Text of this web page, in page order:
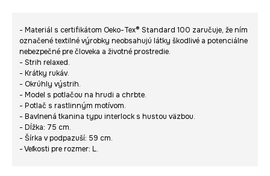
- Materiál s certifikátom Oeko-Tex® Standard 100 zaručuje, že ním
označené textilné výrobky neobsahujú látky škodlivé a potenciálne
nebezpečné pre človeka a životné prostredie.
- Strih relaxed.
- Krátky rukáv.
- Okrúhly výstrih.
- Model s potlačou na hrudi a chrbte.
- Potlač s rastlinným motívom.
- Bavlnená tkanina typu interlock s hustou väzbou.
- Dĺžka: 75 cm.
- Šírka v podpazuší: 59 cm.
- Veľkosti pre rozmer: L.